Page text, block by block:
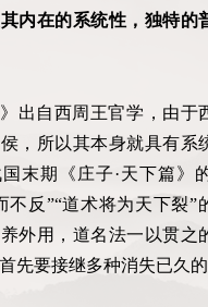
内在的系统性，独特的
》出自西周王官学，由于
，所以其本身就具有系
末期《庄子·天下篇》
不反”“道术将为天下裂”
外用，道名法一以贯之
先要接继多种消失已久的